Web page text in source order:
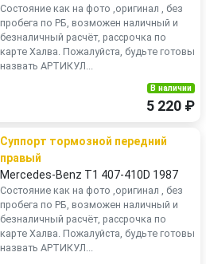
Состояние как на фото ,оригинал , без
пробега по РБ, возможен наличный и
безналичный расчёт, рассрочка по
карте Халва. Пожалуйста, будьте готовы
назвать АРТИКУЛ...
В наличии
5 220 ₽
Суппорт тормозной передний
правый
Mercedes-Benz T1 407-410D 1987
Состояние как на фото ,оригинал , без
пробега по РБ, возможен наличный и
безналичный расчёт, рассрочка по
карте Халва. Пожалуйста, будьте готовы
назвать АРТИКУЛ...